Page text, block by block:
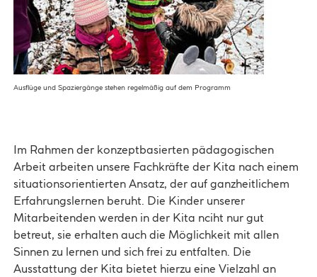
Ausflüge und Spaziergänge stehen regelmäßig auf dem Programm
Im Rahmen der konzeptbasierten pädagogischen
Arbeit arbeiten unsere Fachkräfte der Kita nach einem
situationsorientierten Ansatz, der auf ganzheitlichem
Erfahrungslernen beruht. Die Kinder unserer
Mitarbeitenden werden in der Kita nciht nur gut
betreut, sie erhalten auch die Möglichkeit mit allen
Sinnen zu lernen und sich frei zu entfalten. Die
Ausstattung der Kita bietet hierzu eine Vielzahl an